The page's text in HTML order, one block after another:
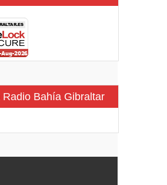
Radio Bahía Gibraltar